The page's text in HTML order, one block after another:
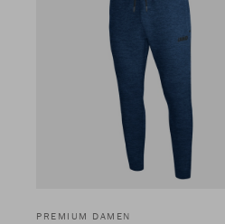
PREMIUM DAMEN